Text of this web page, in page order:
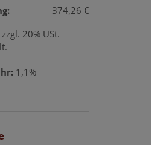
374,26 €
zzgl. 20% USt.
lt.
1,1%